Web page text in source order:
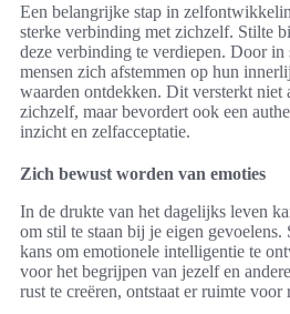
Een belangrijke stap in
sterke verbinding met zichzelf. Stilte
deze verbinding te verdiepen. Door in
mensen zich afstemmen op hun
waarden ontdekken. Dit versterkt niet
zichzelf, maar bevordert ook een
inzicht en zelfacceptatie.
Zich bewust worden van emoties
In de drukte van het dagelijks leven
om stil te staan bij je eigen gevoelens.
kans om emotionele intelligentie te
voor het begrijpen van jezelf en
rust te creëren, ontstaat er ruimte